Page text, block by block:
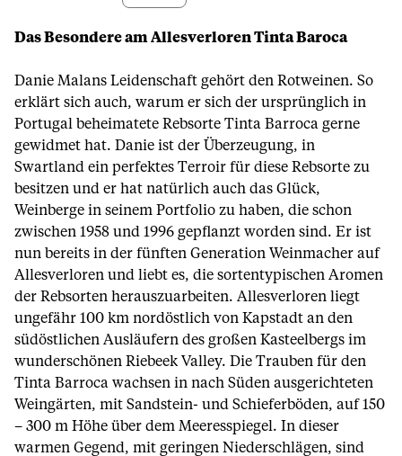
Das Besondere am Allesverloren Tinta Baroca
Danie Malans Leidenschaft gehört den Rotweinen. So
erklärt sich auch, warum er sich der ursprünglich in
Portugal beheimatete Rebsorte Tinta Barroca gerne
gewidmet hat. Danie ist der Überzeugung, in
Swartland ein perfektes Terroir für diese Rebsorte zu
besitzen und er hat natürlich auch das Glück,
Weinberge in seinem Portfolio zu haben, die schon
zwischen 1958 und 1996 gepflanzt worden sind. Er ist
nun bereits in der fünften Generation Weinmacher auf
Allesverloren und liebt es, die sortentypischen Aromen
der Rebsorten herauszuarbeiten. Allesverloren liegt
ungefähr 100 km nordöstlich von Kapstadt an den
südöstlichen Ausläufern des großen Kasteelbergs im
wunderschönen Riebeek Valley. Die Trauben für den
Tinta Barroca wachsen in nach Süden ausgerichteten
Weingärten, mit Sandstein- und Schieferböden, auf 150
– 300 m Höhe über dem Meeresspiegel. In dieser
warmen Gegend, mit geringen Niederschlägen, sind